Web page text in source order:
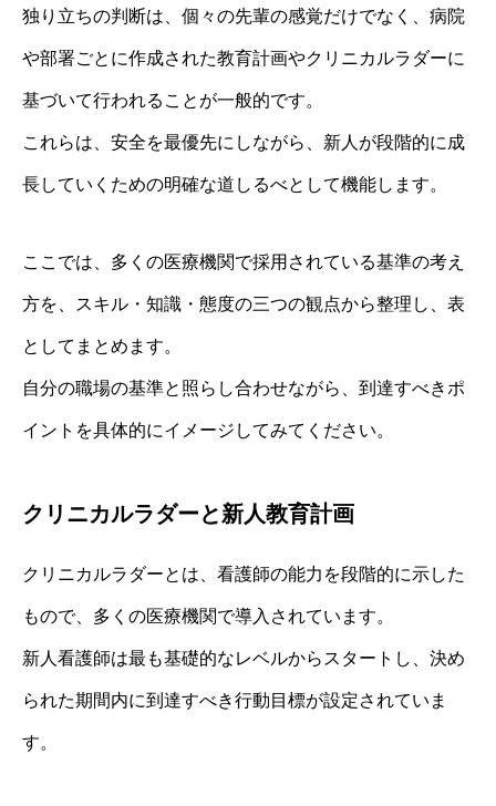
独り立ちの判断は、個々の先輩の感覚だけでなく、病院
や部署ごとに作成された教育計画やクリニカルラダーに
基づいて行われることが一般的です。
これらは、安全を最優先にしながら、新人が段階的に成
長していくための明確な道しるべとして機能します。
ここでは、多くの医療機関で採用されている基準の考え
方を、スキル・知識・態度の三つの観点から整理し、表
としてまとめます。
自分の職場の基準と照らし合わせながら、到達すべきポ
イントを具体的にイメージしてみてください。
クリニカルラダーと新人教育計画
クリニカルラダーとは、看護師の能力を段階的に示した
もので、多くの医療機関で導入されています。
新人看護師は最も基礎的なレベルからスタートし、決め
られた期間内に到達すべき行動目標が設定されていま
す。